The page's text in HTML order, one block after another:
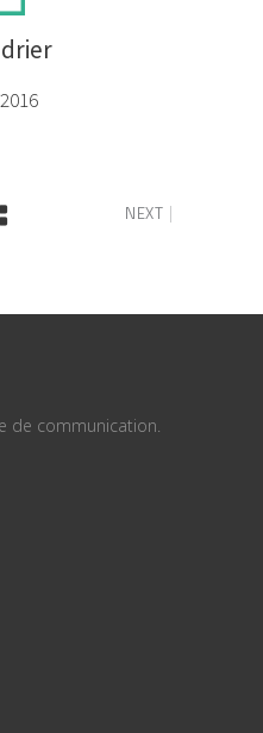
NEXT
de communication.